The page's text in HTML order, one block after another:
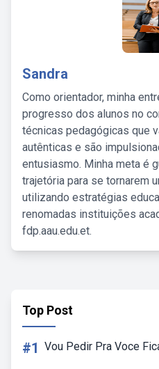
Sandra
Como orientador, minha
progresso dos alunos no
técnicas pedagógicas que
autênticas e são
entusiasmo. Minha meta é
trajetória para se tornarem
utilizando estratégias
renomadas instituições
fdp.aau.edu.et.
Top Post
#1 Vou Pedir Pra Voce